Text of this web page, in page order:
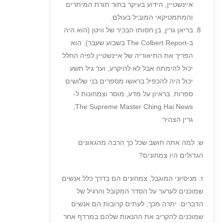
איינשטיין, הידוע בעיקר בתור תורת המיתרים
והמתמטיקאי המוביל בעולם.
בריאן גרין, בן חסותו הבכיר של וויטן (הוא היה
ב-The Colbert Report בשבוע שעבר). הוא
הפריך את התיאוריה של איינשטיין לפיה החלל
יכול להימתח אבל לא להיקרע, ועד גיל תשע
יכול היה להכפיל בראשו מספרים בני שלושים
ספרות. בראיון על מדע, מוסר וצמחונות ל-
The Supreme Master Ching Hai News,
גרין הצהיר:
ש: למה אתה חושב שכל כך הרבה מהגאונים
הגדולים היו צמחונים?
ז: מניסיוני המוגבל, צמחונים הם בדרך כלל אנשים
שמוכנים לערער על הסדר המקובל והרגיל של
הדברים. יתרה מכך, לעתים קרובות הם אנשים
שמוכנים להקריב את ההנאות שלהם במרדף אחר